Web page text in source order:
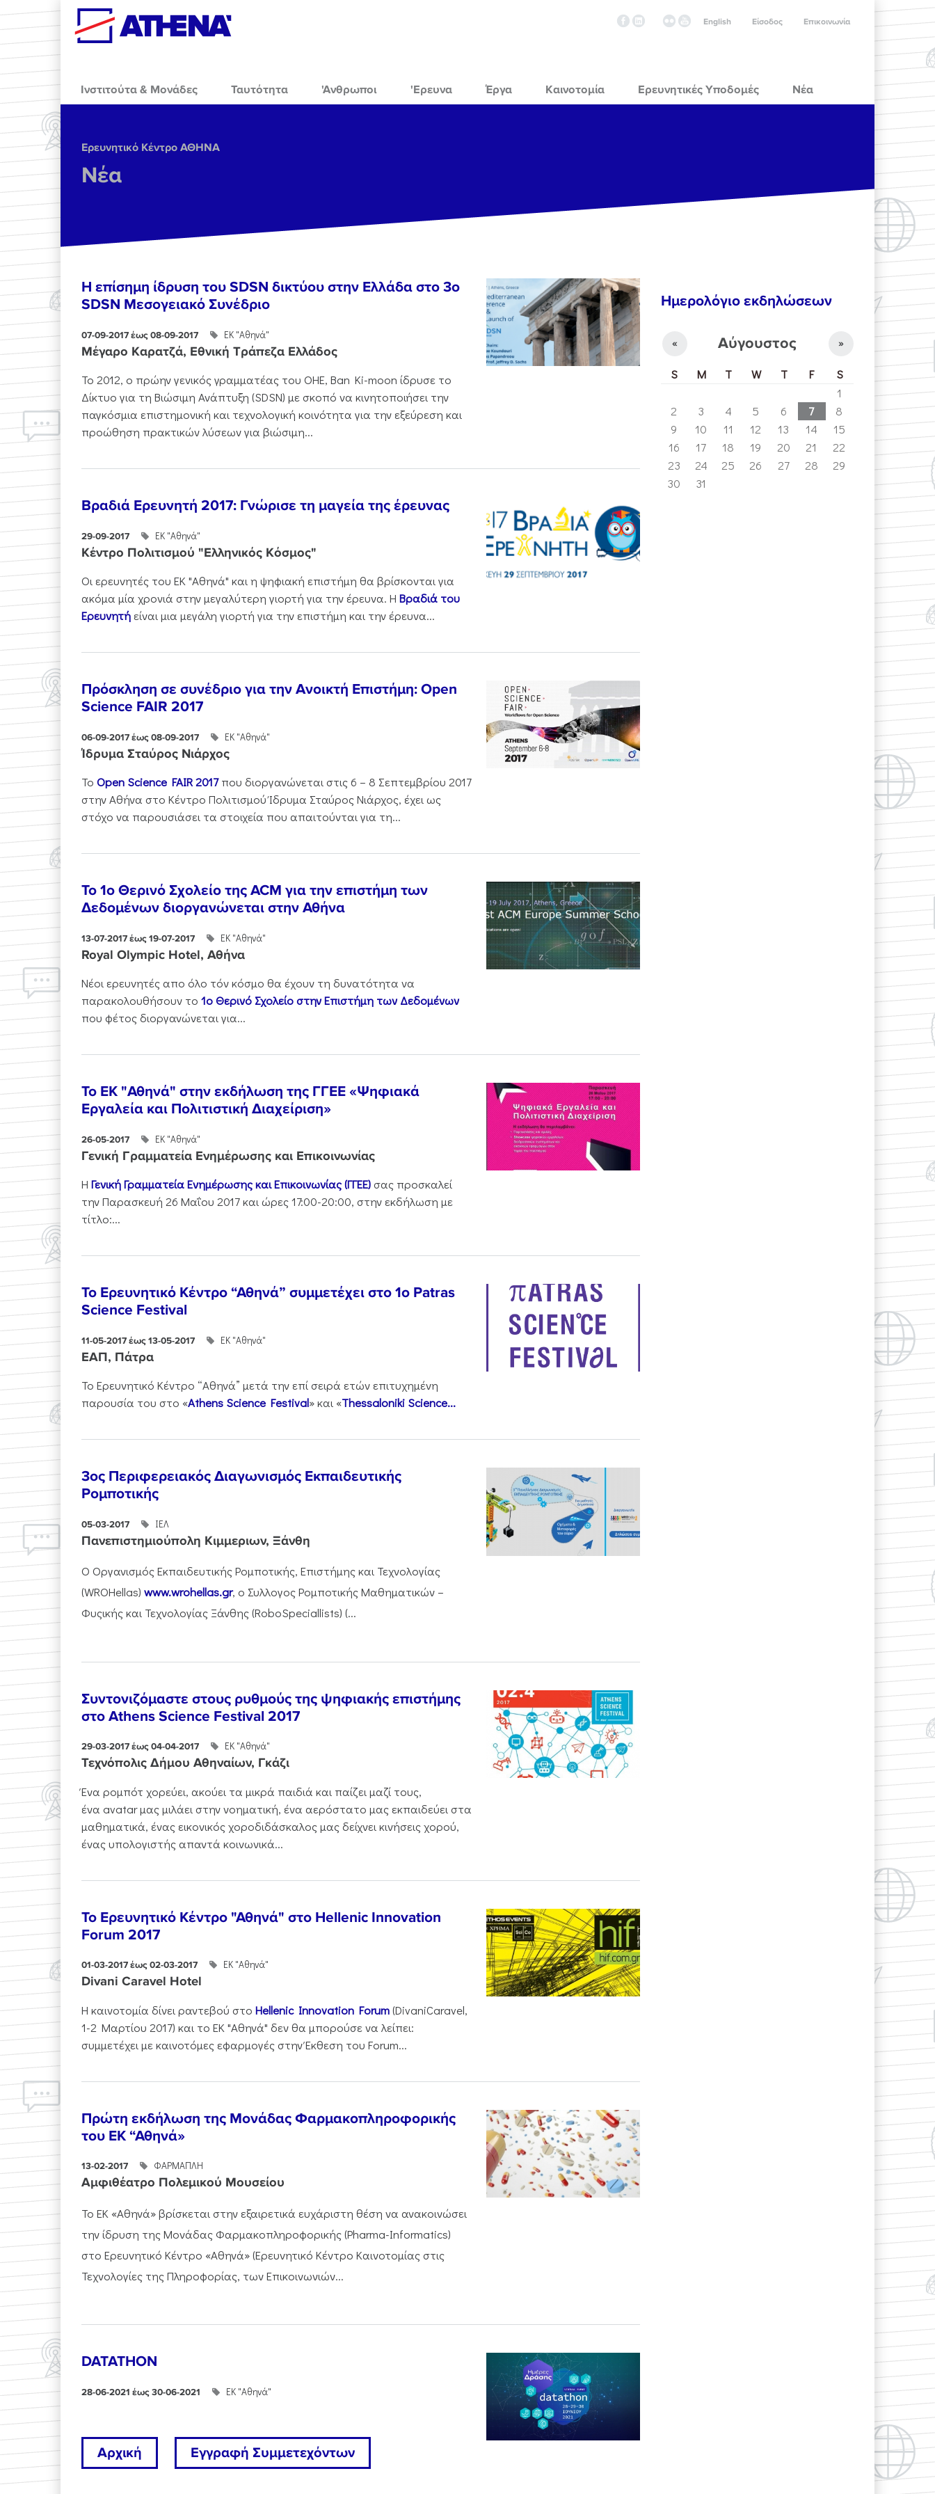
Skip to main content
Επικοινωνία
Είσοδος
English
Ινστιτούτα & Μονάδες Ταυτότητα 'Ανθρωποι 'Ερευνα Έργα Καινοτομία Ερευνητικές Υποδομές Νέα
Ερευνητικό Κέντρο ΑΘΗΝΑ
Νέα
Η επίσημη ίδρυση του SDSN δικτύου στην Ελλάδα στο 3o
SDSN Mεσογειακό Συνέδριο
07-09-2017 έως 08-09-2017 ΕΚ "Αθηνά"
Μέγαρο Καρατζά, Εθνική Τράπεζα Ελλάδος
Το 2012, ο πρώην γενικός γραμματέας του ΟΗΕ, Ban Ki-moon ίδρυσε το
Δίκτυο για τη Βιώσιμη Ανάπτυξη (SDSN) με σκοπό να κινητοποιήσει την
παγκόσμια επιστημονική και τεχνολογική κοινότητα για την εξεύρεση και
προώθηση πρακτικών λύσεων για βιώσιμη...
Βραδιά Ερευνητή 2017: Γνώρισε τη μαγεία της έρευνας
29-09-2017 ΕΚ "Αθηνά"
Κέντρο Πολιτισμού "Ελληνικός Κόσμος"
Οι ερευνητές του ΕΚ "Αθηνά" και η ψηφιακή επιστήμη θα βρίσκονται για
ακόμα μία χρονιά στην μεγαλύτερη γιορτή για την έρευνα. H Βραδιά του
Ερευνητή είναι μια μεγάλη γιορτή για την επιστήμη και την έρευνα...
Πρόσκληση σε συνέδριο για την Ανοικτή Επιστήμη: Open
Science FAIR 2017
06-09-2017 έως 08-09-2017 ΕΚ "Αθηνά"
Ίδρυμα Σταύρος Νιάρχος
Το Open Science FAIR 2017που διοργανώνεται στις 6 – 8 Σεπτεμβρίου 2017
στην Αθήνα στο Κέντρο Πολιτισμού Ίδρυμα Σταύρος Νιάρχος, έχει ως
στόχο να παρουσιάσει τα στοιχεία που απαιτούνται για τη...
To 1ο Θερινό Σχολείο της ACM για την επιστήμη των
Δεδομένων διοργανώνεται στην Αθήνα
13-07-2017 έως 19-07-2017 ΕΚ "Αθηνά"
Royal Olympic Hotel, Αθήνα
Νέοι ερευνητές απο όλο τόν κόσμο θα έχουν τη δυνατότητα να
παρακολουθήσουν το 1οΘερινό Σχολείο στην Επιστήμη των Δεδομένων
που φέτος διοργανώνεται για...
To EK "Αθηνά" στην εκδήλωση της ΓΓΕΕ «Ψηφιακά
Εργαλεία και Πολιτιστική Διαχείριση»
26-05-2017 ΕΚ "Αθηνά"
Γενική Γραμματεία Ενημέρωσης και Επικοινωνίας
Η Γενική Γραμματεία Ενημέρωσης και Επικοινωνίας (ΓΓΕΕ) σας προσκαλεί
την Παρασκευή 26 Μαΐου 2017 και ώρες 17:00-20:00, στην εκδήλωση με
τίτλο:...
Το Ερευνητικό Κέντρο “Αθηνά” συμμετέχει στο 1o Patras
Science Festival
11-05-2017 έως 13-05-2017 ΕΚ "Αθηνά"
ΕΑΠ, Πάτρα
Το Ερευνητικό Κέντρο “Αθηνά” μετά την επί σειρά ετών επιτυχημένη
παρουσία του στο «Athens Science Festival» και «Thessaloniki Science...
3ος Περιφερειακός Διαγωνισμός Εκπαιδευτικής
Ρομποτικής
05-03-2017 ΙΕΛ
Πανεπιστημιούπολη Κιμμεριων, Ξάνθη
Ο Οργανισμός Εκπαιδευτικής Ρομποτικής, Επιστήμης και Τεχνολογίας
(WROHellas) www.wrohellas.gr, ο Συλλογος Ρομποτικής Μαθηματικών –
Φυςικής και Τεχνολογίας Ξάνθης (RoboSpeciallists) (...
Συντονιζόμαστε στους ρυθμούς της ψηφιακής επιστήμης
στο Athens Science Festival 2017
29-03-2017 έως 04-04-2017 ΕΚ "Αθηνά"
Τεχνόπολις Δήμου Αθηναίων, Γκάζι
Ένα ρομπότ χορεύει, ακούει τα μικρά παιδιά και παίζει μαζί τους,
ένα avatar μας μιλάει στην νοηματική, ένα αερόστατο μας εκπαιδεύει στα
μαθηματικά, ένας εικονικός χοροδιδάσκαλος μας δείχνει κινήσεις χορού,
ένας υπολογιστής απαντά κοινωνικά...
Το Ερευνητικό Κέντρο "Αθηνά" στο Hellenic Innovation
Forum 2017
01-03-2017 έως 02-03-2017 ΕΚ "Αθηνά"
Divani Caravel Hotel
Η καινοτομία δίνει ραντεβού στο Hellenic Innovation Forum(DivaniCaravel,
1-2 Mαρτίου 2017) και το ΕΚ "Αθηνά" δεν θα μπορούσε να λείπει:
συμμετέχει με καινοτόμες εφαρμογές στην Έκθεση του Forum...
Πρώτη εκδήλωση της Μονάδας Φαρμακοπληροφορικής
του ΕΚ “Αθηνά»
13-02-2017 ΦΑΡΜΑΠΛΗ
Αμφιθέατρο Πολεμικού Μουσείου
Το ΕΚ «Αθηνά» βρίσκεται στην εξαιρετικά ευχάριστη θέση να ανακοινώσει
την ίδρυση της Μονάδας Φαρμακοπληροφορικής (Pharma-Informatics)
στο Ερευνητικό Κέντρο «Αθηνά» (Ερευνητικό Κέντρο Καινοτομίας στις
Τεχνολογίες της Πληροφορίας, των Επικοινωνιών...
DATATHON
28-06-2021 έως 30-06-2021 ΕΚ "Αθηνά"
Αρχική Εγγραφή Συμμετεχόντων
Ημερολόγιο εκδηλώσεων
Αύγουστος
« »
S M T W T F
S
1
2
3 4 5 6 7
8
9
10 11 12 13 14
15
16
17 18 19 20 21
22
23
24 25 26 27 28
29
30
31